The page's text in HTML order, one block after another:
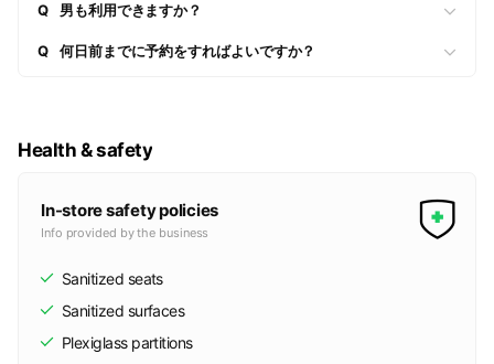
Q 男も利用できますか？
Q 何日前までに予約をすればよいですか？
Health & safety
In-store safety policies
Info provided by the business
Sanitized seats
Sanitized surfaces
Plexiglass partitions